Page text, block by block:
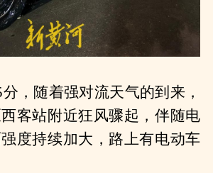
，随着强对流天气的到来，
客站附近狂风骤起，伴随电
度持续加大，路上有电动车